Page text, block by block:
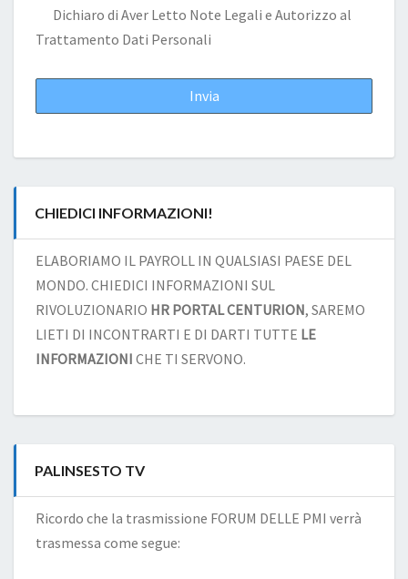
Dichiaro di Aver Letto Note Legali e Autorizzo al
Trattamento Dati Personali
CHIEDICI INFORMAZIONI!
ELABORIAMO IL PAYROLL IN QUALSIASI PAESE DEL
MONDO. CHIEDICI INFORMAZIONI SUL
RIVOLUZIONARIO HR PORTAL CENTURION, SAREMO
LIETI DI INCONTRARTI E DI DARTI TUTTE LE
INFORMAZIONI CHE TI SERVONO.
PALINSESTO TV
Ricordo che la trasmissione FORUM DELLE PMI verrà
trasmessa come segue: